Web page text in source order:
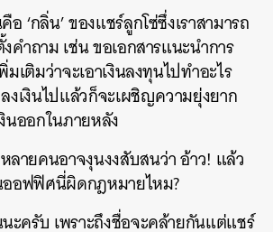
อ ‘กลิ่น’ ของแชร์ลูกโซ่ซึ่งเราสามารถ
คำถาม เช่น ขอเอกสารแนะนำการ
เติมว่าจะเอาเงินลงทุนไปทำอะไร
งเงินไปแล้วก็จะเผชิญความยุ่งยาก
นออกในภายหลัง
ลายคนอาจงุนงงสับสนว่า อ้าว! แล้ว
อฟฟิศนี่ผิดกฎหมายไหม?
ะครับ เพราะถึงชื่อจะคล้ายกันแต่แชร์